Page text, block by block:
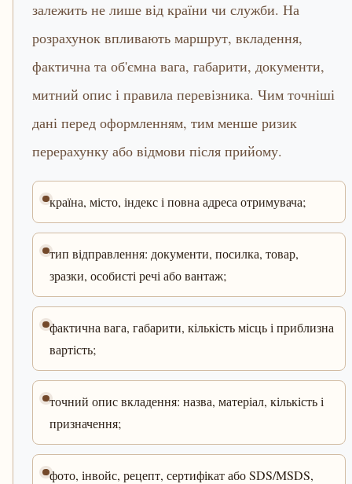
залежить не лише від країни чи служби. На
розрахунок впливають маршрут, вкладення,
фактична та об'ємна вага, габарити, документи,
митний опис і правила перевізника. Чим точніші
дані перед оформленням, тим менше ризик
перерахунку або відмови після прийому.
країна, місто, індекс і повна адреса отримувача;
тип відправлення: документи, посилка, товар,
зразки, особисті речі або вантаж;
фактична вага, габарити, кількість місць і приблизна
вартість;
точний опис вкладення: назва, матеріал, кількість і
призначення;
фото, інвойс, рецепт, сертифікат або SDS/MSDS,